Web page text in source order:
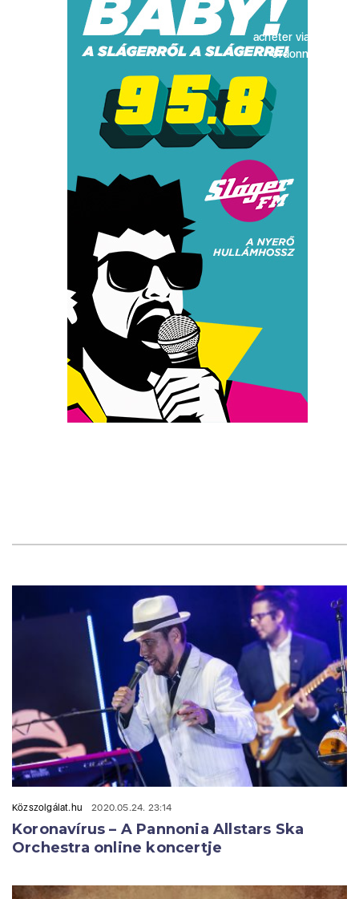
Közszolgálat.hu 2020.05.24. 23:14
Koronavírus – A Pannonia Allstars Ska
Orchestra online koncertje
acheter viagra sans
ordonnance